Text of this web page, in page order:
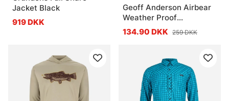
Jacket Black
919 DKK
Geoff Anderson Airbear
Weather Proof
Fingerless Glove
134.90 DKK 259 DKK